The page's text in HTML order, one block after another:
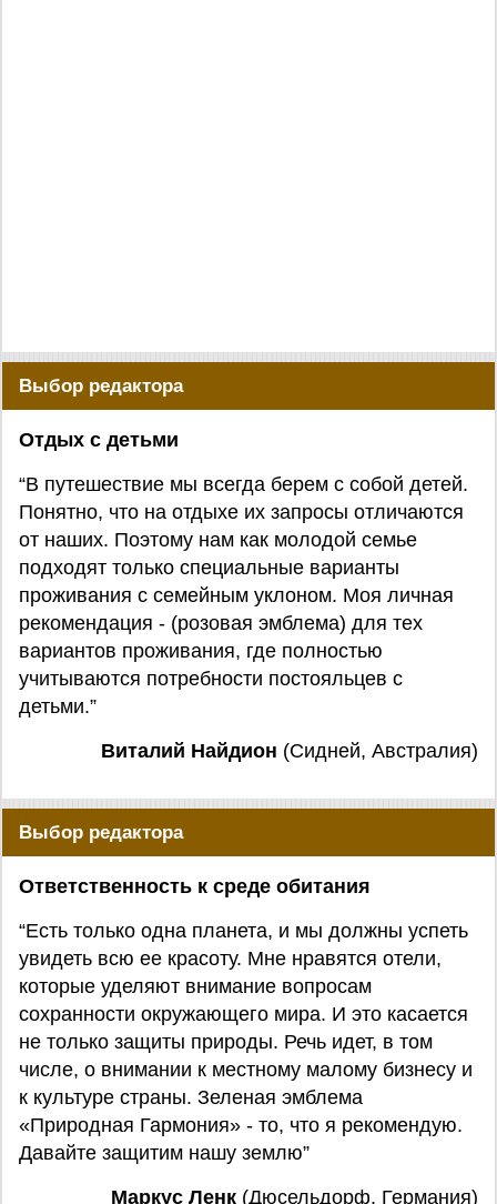
Выбор редактора
Отдых с детьми
“В путешествие мы всегда берем с собой детей.
Понятно, что на отдыхе их запросы отличаются
от наших. Поэтому нам как молодой семье
подходят только специальные варианты
проживания с семейным уклоном. Моя личная
рекомендация - (розовая эмблема) для тех
вариантов проживания, где полностью
учитываются потребности постояльцев с
детьми.”
Виталий Найдион (Сидней, Австралия)
Выбор редактора
Ответственность к среде обитания
“Есть только одна планета, и мы должны успеть
увидеть всю ее красоту. Мне нравятся отели,
которые уделяют внимание вопросам
сохранности окружающего мира. И это касается
не только защиты природы. Речь идет, в том
числе, о внимании к местному малому бизнесу и
к культуре страны. Зеленая эмблема
«Природная Гармония» - то, что я рекомендую.
Давайте защитим нашу землю”
Маркус Ленк (Дюсельдорф, Германия)